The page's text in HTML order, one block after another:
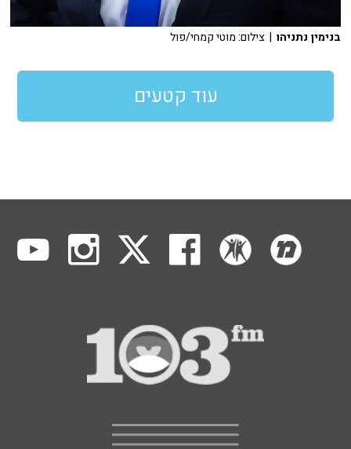
בנימין נתניהו | צילום: מוטי קמחי/פול
עוד קטעים